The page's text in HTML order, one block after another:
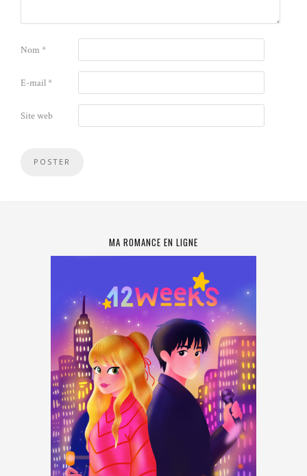
Nom*
E-mail*
Site web
MA ROMANCE EN LIGNE